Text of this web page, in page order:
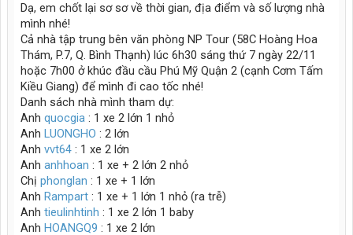
Dạ, em chốt lại sơ sơ về thời gian, địa điểm và số lượng nhà
mình nhé!
Cả nhà tập trung bên văn phòng NP Tour (58C Hoàng Hoa
Thám, P.7, Q. Bình Thạnh) lúc 6h30 sáng thứ 7 ngày 22/11
hoặc 7h00 ở khúc đầu cầu Phú Mỹ Quận 2 (cạnh Cơm Tấm
Kiều Giang) để mình đi cao tốc nhé!
Danh sách nhà mình tham dự:
Anh quocgia : 1 xe 2 lớn 1 nhỏ
Anh LUONGHO : 2 lớn
Anh vvt64 : 1 xe 2 lớn
Anh anhhoan : 1 xe + 2 lớn 2 nhỏ
Chị phonglan : 1 xe + 1 lớn
Anh Rampart : 1 xe + 1 lớn 1 nhỏ (ra trễ)
Anh tieulinhtinh : 1 xe 2 lớn 1 baby
Anh HOANGQ9 : 1 xe 2 lớn